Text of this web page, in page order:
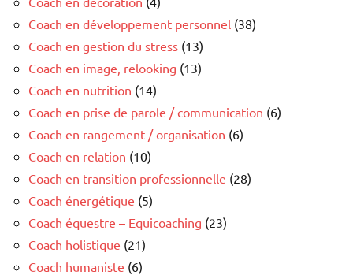
Coach en développement personnel (38)
Coach en gestion du stress (13)
Coach en image, relooking (13)
Coach en nutrition (14)
Coach en prise de parole / communication (6)
Coach en rangement / organisation (6)
Coach en relation (10)
Coach en transition professionnelle (28)
Coach énergétique (5)
Coach équestre – Equicoaching (23)
Coach holistique (21)
Coach humaniste (6)